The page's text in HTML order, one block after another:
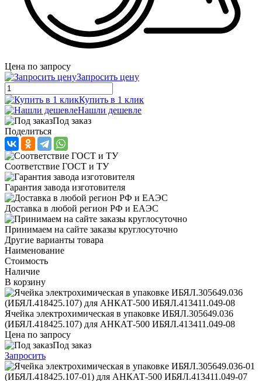
Цена по запросу
Запросить цену
Купить в 1 клик
Нашли дешевле
Под заказ
Поделиться
Соответствие ГОСТ и ТУ
Гарантия завода изготовителя
Доставка в любой регион РФ и ЕАЭС
Принимаем на сайте заказы круглосуточно
Другие варианты товара
Наименование
Стоимость
Наличие
В корзину
Ячейка электрохимическая в упаковке ИБЯЛ.305649.036
(ИБЯЛ.418425.107) для АНКАТ-500 ИБЯЛ.413411.049-08
Цена по запросу
Под заказ
Запросить